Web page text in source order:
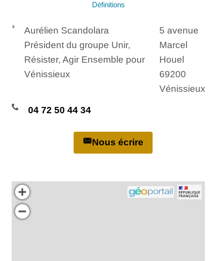
Définitions
Aurélien Scandolara
Président du groupe Unir,
Résister, Agir Ensemble pour
Vénissieux
5 avenue
Marcel
Houel
69200
Vénissieux
04 72 50 44 34
Nous écrire